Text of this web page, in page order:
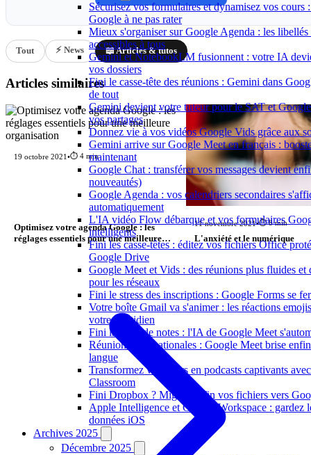
Sécurisez vos formulaires et dynamisez vos cours
Google à ne pas rater
Mieux s'organiser sur Google Agenda : les
accessibles à tous
Gemini et NotebookLM fusionnent : votre IA
vos dossiers
Fini le casse-tête des réunions : Gemini dans
de tout
Gemini devient votre tuteur pour le SAT et
vos partages
Donnez vie à vos vidéos Google Vids grâce aux
Gemini arrive sur Google Meet en français :
maintenant
Google Chat : transférer vos messages devient
nouveautés)
Google Agenda : vos calendriers secondaires
automatiquement
L'IA vidéo Flow débarque et vos formulaires
intelligents
Fini les casse-têtes : éditez vos fichiers Office
Google Drive
Google Meet et Vids : des réunions plus fluides et
pour les réseaux
Fini le stress des inscriptions : Google Forms se
Votre boîte Gmail va s'animer : les réactions
votre quotidien
Fini la prise de notes : l'IA de Google Meet
Réunions internationales : Google Meet brise
langue
Transformez vos cours en podcasts captivants
Classroom
Fini Dropbox ? Migrez enfin vos fichiers vers
Apple Intelligence et Google Workspace : gardez
données iOS
Archives 2025
Décembre 2025
Tout ⚡ News 📖 Articles & tutos
Articles similaires
19 octobre 2021•⏱️ 4 min
Optimisez votre agenda Google : les
réglages essentiels pour une meilleure
11 novembre 2021•⏱️ 8 min
L'anxiété et le numérique